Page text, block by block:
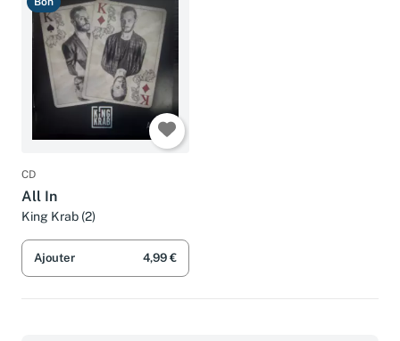
CD
All In
King Krab (2)
Ajouter 4,99 €